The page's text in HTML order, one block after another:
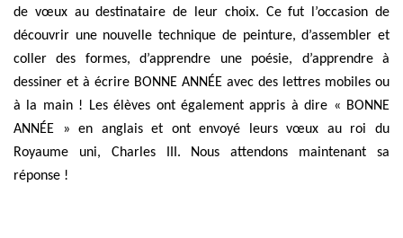
de vœux au destinataire de leur choix. Ce fut l’occasion de
découvrir une nouvelle technique de peinture, d’assembler et
coller des formes, d’apprendre une poésie, d’apprendre à
dessiner et à écrire BONNE ANNÉE avec des lettres mobiles ou
à la main ! Les élèves ont également appris à dire « BONNE
ANNÉE » en anglais et ont envoyé leurs vœux au roi du
Royaume uni, Charles III. Nous attendons maintenant sa
réponse !